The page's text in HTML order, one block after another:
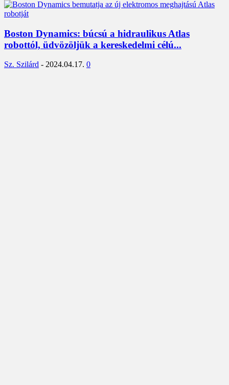
Boston Dynamics: búcsú a hidraulikus Atlas
robottól, üdvözöljük a kereskedelmi célú...
Sz. Szilárd - 2024.04.17. 0